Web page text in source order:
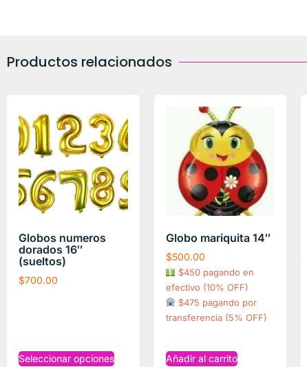
Productos relacionados
Globos numeros
dorados 16″
(sueltos)
$700.00
Seleccionar opciones
Globo mariquita 14″
$500.00
$450 pagando en
efectivo (10% OFF)
$475 pagando por
transferencia (5% OFF)
Añadir al carrito